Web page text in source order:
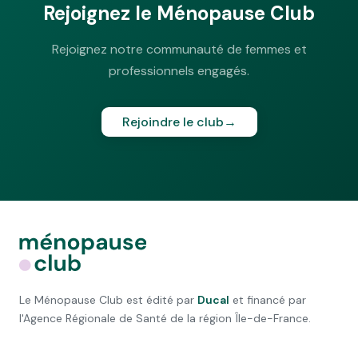
Rejoignez le Ménopause Club
Rejoignez notre communauté de femmes et
professionnels engagés.
Rejoindre le club→
Le Ménopause Club est édité par Ducal et financé par
l'Agence Régionale de Santé de la région Île-de-France.